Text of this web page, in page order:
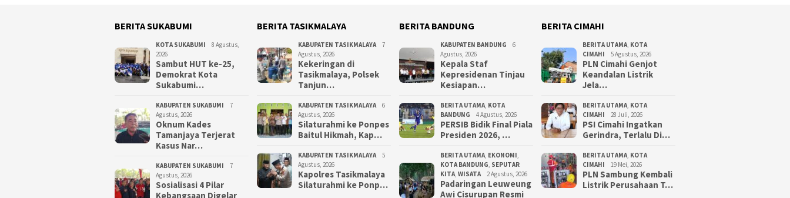
BERITA SUKABUMI
KOTA SUKABUMI
8 Agustus,
2026
Sambut HUT ke-25,
Demokrat Kota
Sukabumi…
KABUPATEN SUKABUMI
7
Agustus, 2026
Oknum Kades
Tamanjaya Terjerat
Kasus Nar…
KABUPATEN SUKABUMI
7
Agustus, 2026
Sosialisasi 4 Pilar
Kebangsaan Digelar
BERITA TASIKMALAYA
KABUPATEN TASIKMALAYA
7
Agustus, 2026
Kekeringan di
Tasikmalaya, Polsek
Tanjun…
KABUPATEN TASIKMALAYA
6
Agustus, 2026
Silaturahmi ke Ponpes
Baitul Hikmah, Kap…
KABUPATEN TASIKMALAYA
5
Agustus, 2026
Kapolres Tasikmalaya
Silaturahmi ke Ponp…
BERITA BANDUNG
KABUPATEN BANDUNG
6
Agustus, 2026
Kepala Staf
Kepresidenan Tinjau
Kesiapan…
BERITA UTAMA KOTA
BANDUNG
4 Agustus, 2026
PERSIB Bidik Final Piala
Presiden 2026, …
BERITA UTAMA EKONOMI
KOTA BANDUNG SEPUTAR
KITA WISATA 2 Agustus, 2026
Padaringan Leuweung
Awi Cisurupan Resmi
BERITA CIMAHI
BERITA UTAMA KOTA
CIMAHI
5 Agustus, 2026
PLN Cimahi Genjot
Keandalan Listrik
Jela…
BERITA UTAMA KOTA
CIMAHI
28 Juli, 2026
PSI Cimahi Ingatkan
Gerindra, Terlalu Di…
BERITA UTAMA KOTA
CIMAHI
19 Mei, 2026
PLN Sambung Kembali
Listrik Perusahaan T…